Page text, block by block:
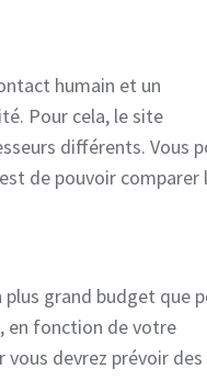
humain et un
Pour cela, le site
différents. Vous
de pouvoir comparer
grand budget que
en fonction de votre
devrez prévoir des